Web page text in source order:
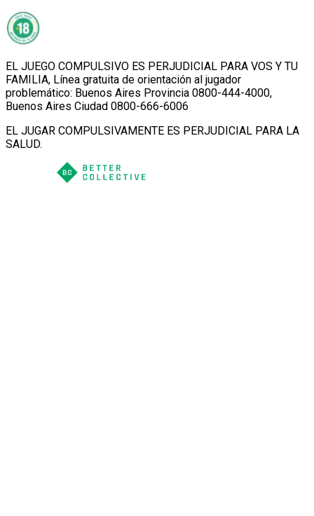
EL JUEGO COMPULSIVO ES PERJUDICIAL PARA VOS Y TU
FAMILIA, Línea gratuita de orientación al jugador
problemático: Buenos Aires Provincia 0800-444-4000,
Buenos Aires Ciudad 0800-666-6006
EL JUGAR COMPULSIVAMENTE ES PERJUDICIAL PARA LA
SALUD.